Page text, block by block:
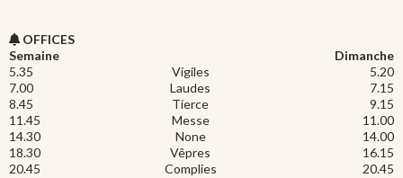
OFFICES
Semaine
Dimanche
5.35
Vigiles
5.20
7.00
Laudes
7.15
8.45
Tierce
9.15
11.45
Messe
11.00
14.30
None
14.00
18.30
Vêpres
16.15
20.45
Complies 20.45